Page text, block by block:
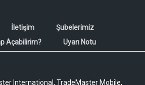
İletişim
Şubelerimiz
Açabilirim?
Uyarı Notu
International, TradeMaster Mobile,